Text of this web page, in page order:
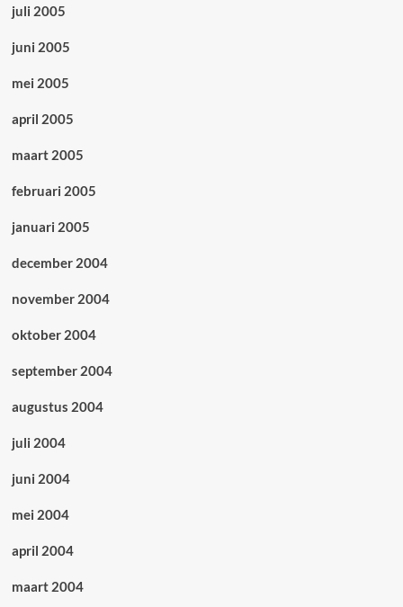
juli 2005
juni 2005
mei 2005
april 2005
maart 2005
februari 2005
januari 2005
december 2004
november 2004
oktober 2004
september 2004
augustus 2004
juli 2004
juni 2004
mei 2004
april 2004
maart 2004